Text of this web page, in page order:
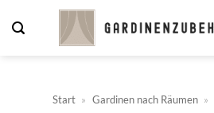
Inhalt
Start » Gardinen nach Räumen »